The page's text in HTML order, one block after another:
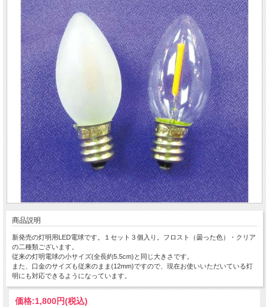
商品説明
新発売の灯明用LED電球です。１セット３個入り。フロスト（曇った色）・クリア
の二種類ございます。
従来の灯明電球の小サイズ(全長約5.5cm)と同じ大きさです。
また、口金のサイズも従来のまま(12mm)ですので、現在お使いいただいている灯
明にも対応できるようになっています。
価格:1,800円(税込)